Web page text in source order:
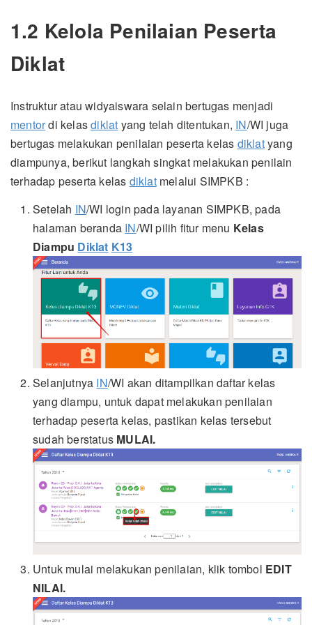
1.2 Kelola Penilaian Peserta
Diklat
Instruktur atau widyaiswara selain bertugas menjadi
mentordi kelasdiklat yang telah ditentukan, IN/WI juga
bertugas melakukan penilaian peserta kelas diklatyang
diampunya, berikut langkah singkat melakukan penilain
terhadap peserta kelas diklatmelalui SIMPKB :
Setelah IN/WI login pada layanan SIMPKB, pada
halaman beranda IN/WI pilih fitur menu Kelas
Diampu Diklat K13
Selanjutnya IN/WI akan ditampilkan daftar kelas
yang diampu, untuk dapat melakukan penilaian
terhadap peserta kelas, pastikan kelas tersebut
sudah berstatus MULAI.
Untuk mulai melakukan penilaian, klik tombol EDIT
NILAI.